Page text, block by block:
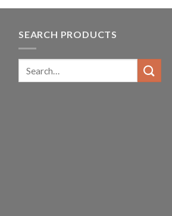
SEARCH PRODUCTS